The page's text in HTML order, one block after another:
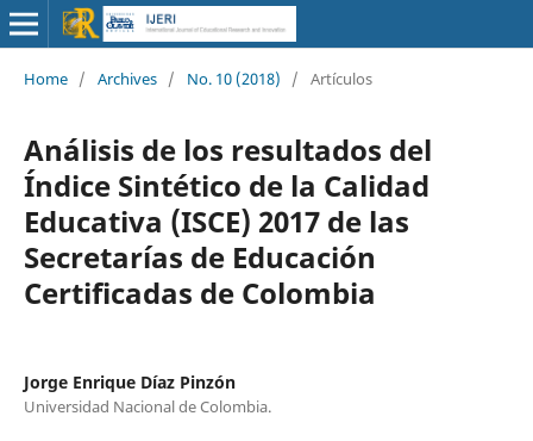
Home / Archives / No. 10 (2018) / Artículos
Análisis de los resultados del
Índice Sintético de la Calidad
Educativa (ISCE) 2017 de las
Secretarías de Educación
Certificadas de Colombia
Jorge Enrique Díaz Pinzón
Universidad Nacional de Colombia.